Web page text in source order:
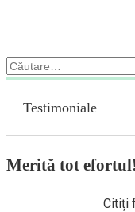
Caută
după:
Testimoniale
Merită tot
Citiți